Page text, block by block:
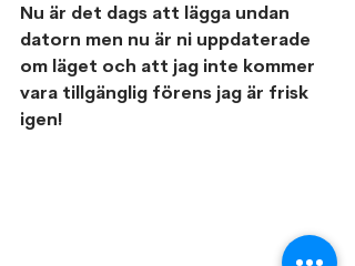
Nu är det dags att lägga undan
datorn men nu är ni uppdaterade
om läget och att jag inte kommer
vara tillgänglig förens jag är frisk
igen!